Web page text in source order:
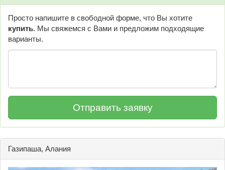
Просто напишите в свободной форме, что Вы хотите
купить. Мы свяжемся с Вами и предложим подходящие
варианты.
Газипаша, Алания